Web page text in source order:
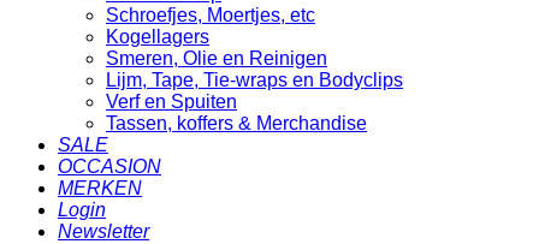
Schroefjes, Moertjes, etc
Kogellagers
Smeren, Olie en Reinigen
Lijm, Tape, Tie-wraps en Bodyclips
Verf en Spuiten
Tassen, koffers & Merchandise
SALE
OCCASION
MERKEN
Login
Newsletter